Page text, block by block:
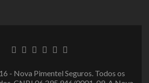
LinkLinkLinkLinkLinkLink
- Nova Pimentel Seguros. Todos os